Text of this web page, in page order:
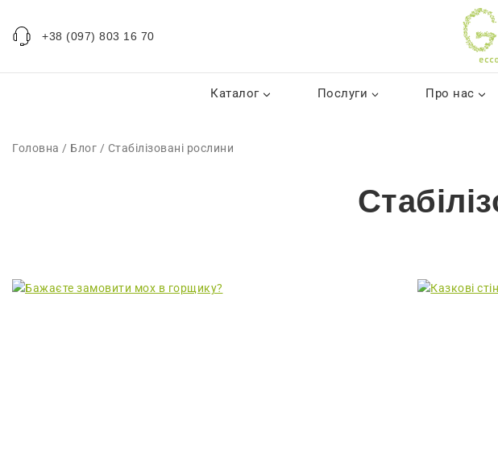
+38 (097) 803 16 70
Каталог Послуги Про нас
Головна / Блог / Стабілізовані рослини